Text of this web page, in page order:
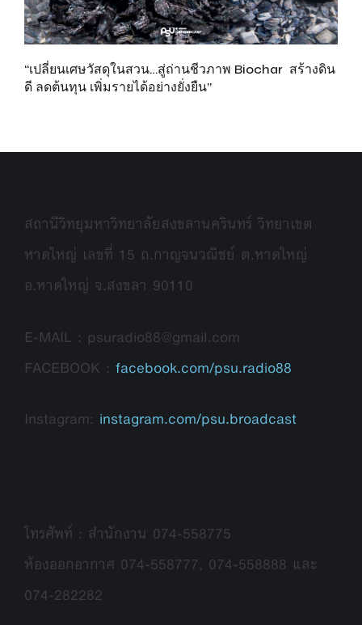
“เปลี่ยนเศษวัสดุในสวน…สู่ถ่านชีวภาพ Biochar สร้างดิน
ดี ลดต้นทุน เพิ่มรายได้อย่างยั่งยืน”
สถานีวิทยุมหาวิทยาลัยสงขลานครินทร์ วิทยาเขต
หาดใหญ่ เลขที่ 15 ถ.กาญจนวณิชย์ ต.หาดใหญ่
อ.หาดใหญ่ จ.สงขลา 90110
E-MAIL : psuradio88@gmail.com
FACEBOOK : facebook.com/psu.radio88
Instagram: instagram.com/psu.broadcast
โทรศัพท์ : สำนักงาน 074-558775
ห้องออกอากาศ 074-558777, 074-558888 และ
074-282282